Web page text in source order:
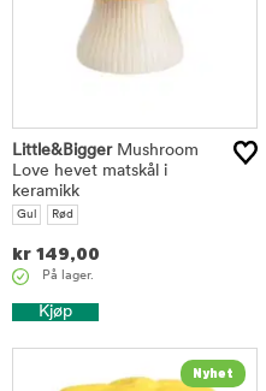
Little&BiggerMushroom
Love hevet matskål i
keramikk
Gul Rød
kr 149,00
På lager.
Kjøp